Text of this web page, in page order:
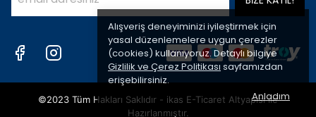
Alışveriş deneyiminizi iyileştirmek için
yasal düzenlemelere uygun çerezler
(cookies) kullanıyoruz. Detaylı bilgiye
Gizlilik ve Çerez Politikası sayfamızdan
erişebilirsiniz.
Anladım
©2023 Tüm Hakları Saklıdır - ikas E-Ticaret Altyapısı ile
Hazırlanmıştır.